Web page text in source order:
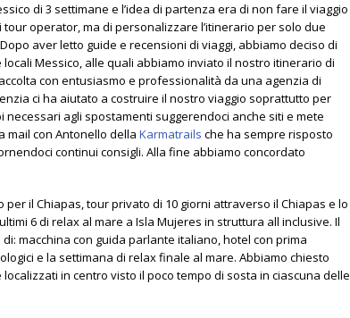
di 3 settimane e l’idea di partenza era di non fare il viaggio
operator, ma di personalizzare l’itinerario per solo due
aver letto guide e recensioni di viaggi, abbiamo deciso di
Messico, alle quali abbiamo inviato il nostro itinerario di
con entusiasmo e professionalità da una agenzia di
ci ha aiutato a costruire il nostro viaggio soprattutto per
agli spostamenti suggerendoci anche siti e mete
mail con Antonello della Karmatrails che ha sempre risposto
continui consigli. Alla fine abbiamo concordato
per il Chiapas, tour privato di 10 giorni attraverso il Chiapas e lo
6 di relax al mare a Isla Mujeres in struttura all inclusive. Il
macchina con guida parlante italiano, hotel con prima
e la settimana di relax finale al mare. Abbiamo chiesto
in centro visto il poco tempo di sosta in ciascuna delle